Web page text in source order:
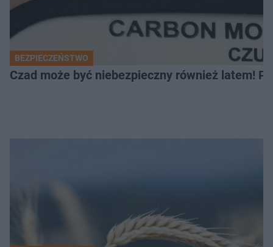
BEZPIECZEŃSTWO
Czad może być niebezpieczny również latem!